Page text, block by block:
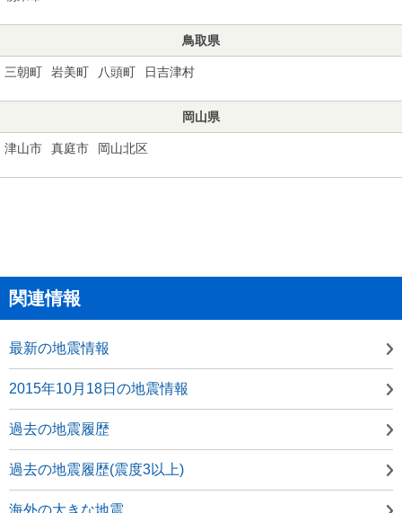
鳥取県
三朝町 岩美町 八頭町 日吉津村
岡山県
津山市 真庭市 岡山北区
関連情報
最新の地震情報
2015年10月18日の地震情報
過去の地震履歴
過去の地震履歴(震度3以上)
海外の大きな地震